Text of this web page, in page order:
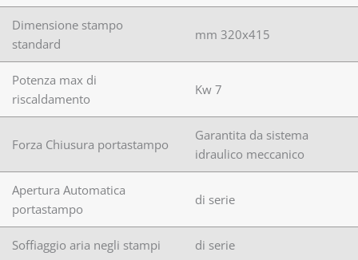
Dimensione stampo
standard
mm 320x415
Potenza max di
riscaldamento
Kw 7
Forza Chiusura portastampo
Garantita da sistema
idraulico meccanico
Apertura Automatica
portastampo
di serie
Soffiaggio aria negli stampi di serie